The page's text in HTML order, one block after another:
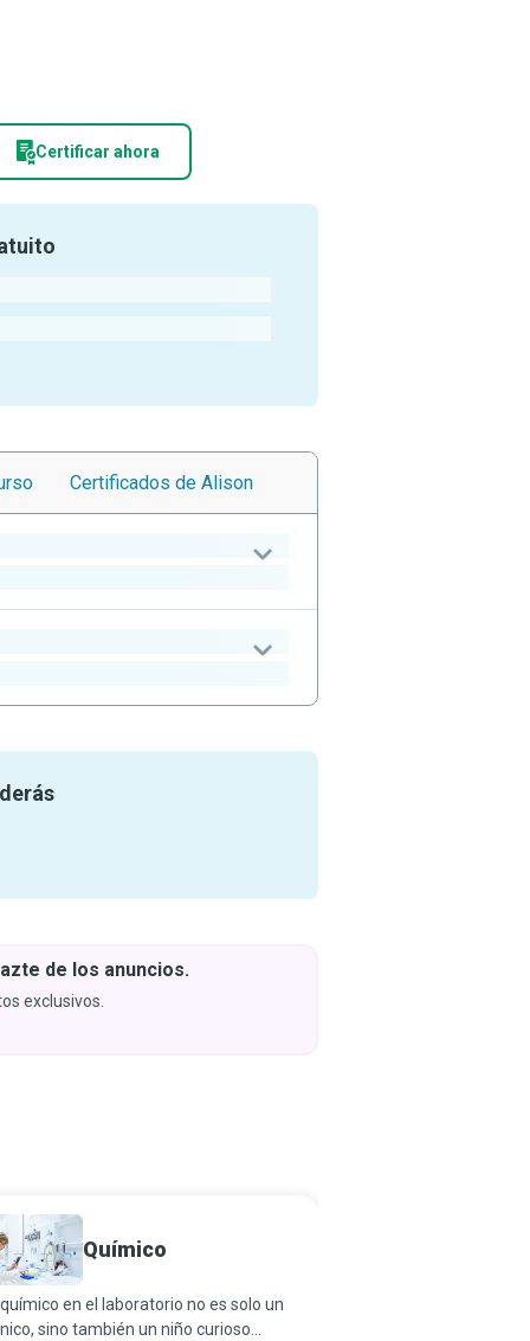
Certificar ahora
Certificados de Alison
de los anuncios.
exclusivos.
Químico
en el laboratorio no es solo un
sino también un niño curioso